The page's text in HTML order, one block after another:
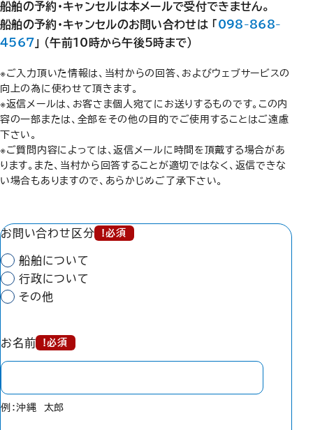
船舶の予約・キャンセルは本メールで受付できません。
船舶の予約・キャンセルのお問い合わせは 「 098-868-
4567 」 （午前10時から午後5時まで）
※ご入力頂いた情報は、当村からの回答、およびウェブサービスの
向上の為に使わせて頂きます。
※返信メールは、お客さま個人宛てにお送りするものです。この内
容の一部または、全部をその他の目的でご使用することはご遠慮
下さい。
※ご質問内容によっては、返信メールに時間を頂戴する場合があ
ります。また、当村から回答することが適切ではなく、返信できな
い場合もありますので、あらかじめご了承下さい。
お問い合わせ区分 !必須
船舶について
行政について
その他
お名前 !必須
例：沖縄 太郎